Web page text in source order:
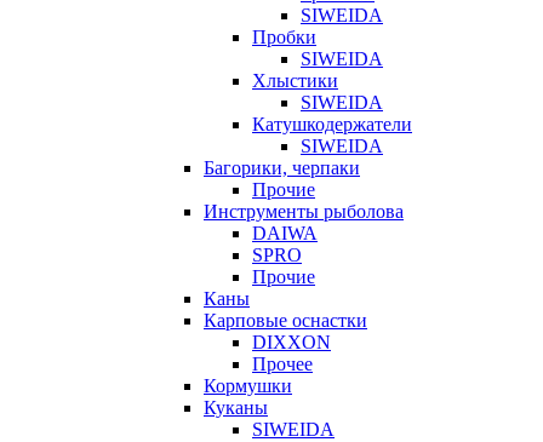
SIWEIDA
Пробки
SIWEIDA
Хлыстики
SIWEIDA
Катушкодержатели
SIWEIDA
Багорики, черпаки
Прочие
Инструменты рыболова
DAIWA
SPRO
Прочие
Каны
Карповые оснастки
DIXXON
Прочее
Кормушки
Куканы
SIWEIDA